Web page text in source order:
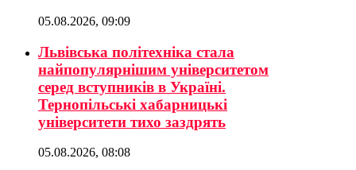
05.08.2026, 09:09
Львівська політехніка стала
найпопулярнішим університетом
серед вступників в Україні.
Тернопільські хабарницькі
університети тихо заздрять
05.08.2026, 08:08